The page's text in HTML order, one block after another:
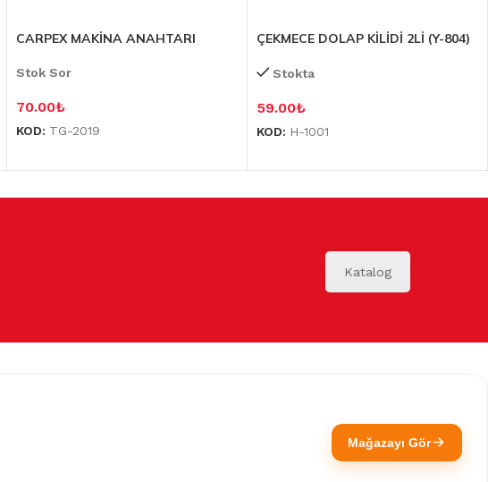
CARPEX MAKİNA ANAHTARI
Stok Sor
70.00₺
KOD: TG-2019
ÇEKMECE DOLAP KİLİDİ 2Lİ (Y-804)
Stokta
59.00₺
KOD: H-1001
Katalog
Mağazayı Gör